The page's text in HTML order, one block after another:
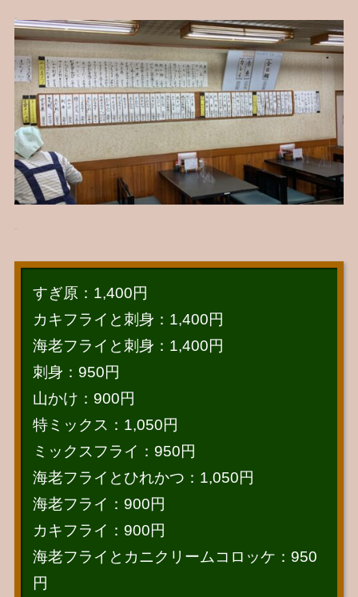
すぎ原：1,400円
カキフライと刺身：1,400円
海老フライと刺身：1,400円
刺身：950円
山かけ：900円
特ミックス：1,050円
ミックスフライ：950円
海老フライとひれかつ：1,050円
海老フライ：900円
カキフライ：900円
海老フライとカニクリームコロッケ：950
円